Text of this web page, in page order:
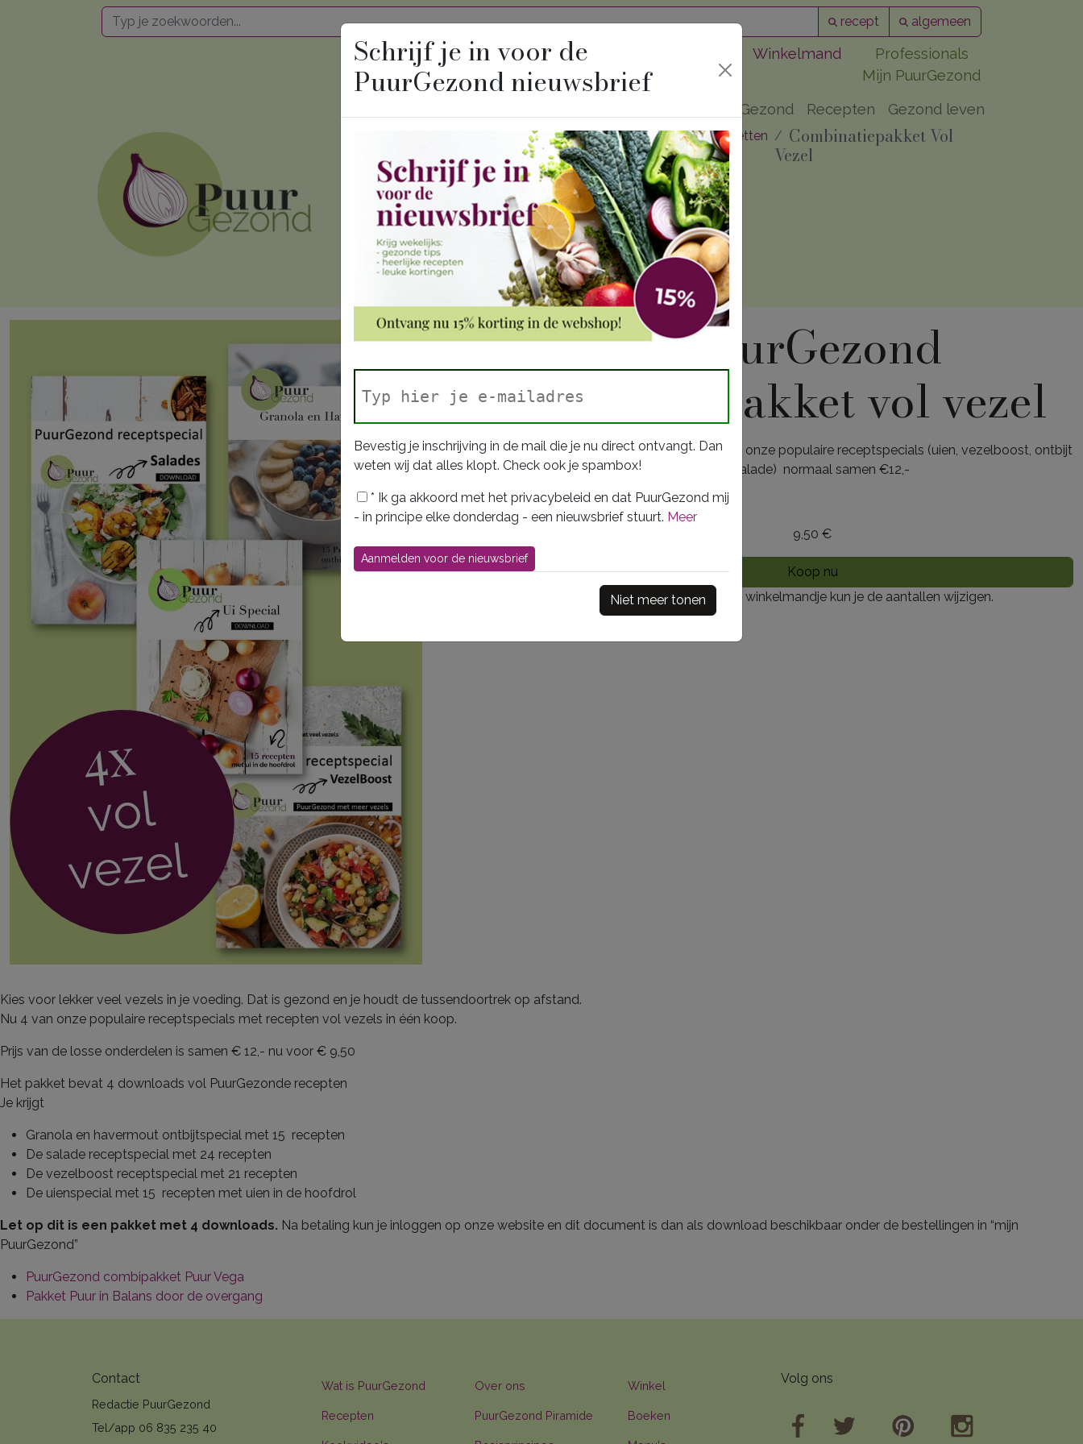
recept algemeen
Winkelmand
Professionals
Mijn PuurGezond
Wat is PuurGezond Recepten Gezond leven
Home Winkel Combi-pakketten Combinatiepakket Vol
Vezel
PuurGezond
Combipakket vol vezel
In dit combi-pakket zitten 4 van onze populaire receptspecials (uien, vezelboost, ontbijt
en salade) normaal samen €12,-
Gezond gewicht Combi-pakketten
9,50 €
Meer nodig? In het winkelmandje kun je de aantallen wijzigen.
Kies voor lekker veel vezels in je voeding. Dat is gezond en je houdt de tussendoortrek op afstand.
Nu 4 van onze populaire receptspecials met recepten vol vezels in één koop.
Prijs van de losse onderdelen is samen € 12,- nu voor € 9,50
Het pakket bevat 4 downloads vol PuurGezonde recepten
Je krijgt
Granola en havermout ontbijtspecial met 15 recepten
De salade receptspecial met 24 recepten
De vezelboost receptspecial met 21 recepten
De uienspecial met 15 recepten met uien in de hoofdrol
Let op dit is een pakket met 4 downloads. Na betaling kun je inloggen op onze website en dit document is dan als download beschikbaar onder de bestellingen in “mijn
PuurGezond”
PuurGezond combipakket Puur Vega
Pakket Puur in Balans door de overgang
Contact
Redactie PuurGezond
Tel/app 06 835 235 40
Wat is PuurGezond
Recepten
Over ons
PuurGezond Piramide
Winkel
Boeken
Volg ons
Schrijf je in voor de
PuurGezond nieuwsbrief
Bevestig je inschrijving in de mail die je nu direct ontvangt. Dan
weten wij dat alles klopt. Check ook je spambox!
* Ik ga akkoord met het privacybeleid en dat PuurGezond mij
- in principe elke donderdag - een nieuwsbrief stuurt. Meer
Niet meer tonen